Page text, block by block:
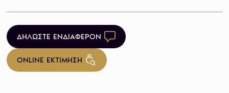
ΔΗΛΩΣΤΕ ΕΝΔΙΑΦΕΡΟΝ
ONLINE ΕΚΤΙΜΗΣΗ